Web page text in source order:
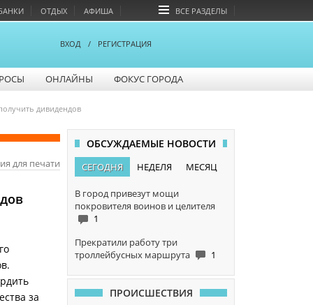
ОТДЫХ АФИША ВСЕ РАЗДЕЛЫ
ВХОД / РЕГИСТРАЦИЯ
ОНЛАЙНЫ ФОКУС ГОРОДА
дивидендов
для печати
за
ОБСУЖДАЕМЫЕ НОВОСТИ
СЕГОДНЯ НЕДЕЛЯ МЕСЯЦ
В город привезут мощи
покровителя воинов и целителя
1
Прекратили работу три
троллейбусных маршрута
1
ПРОИСШЕСТВИЯ